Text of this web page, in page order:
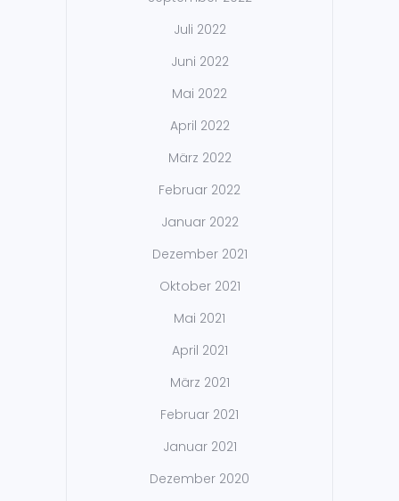
Juli 2022
Juni 2022
Mai 2022
April 2022
März 2022
Februar 2022
Januar 2022
Dezember 2021
Oktober 2021
Mai 2021
April 2021
März 2021
Februar 2021
Januar 2021
Dezember 2020